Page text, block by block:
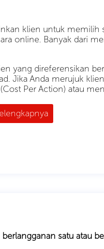
klien untuk memilih
online. Banyak dari
yang direferensikan
Jika Anda merujuk
Per Action) atau
satu atau